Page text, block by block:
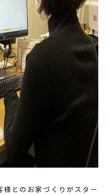
とのお家づくりがスター